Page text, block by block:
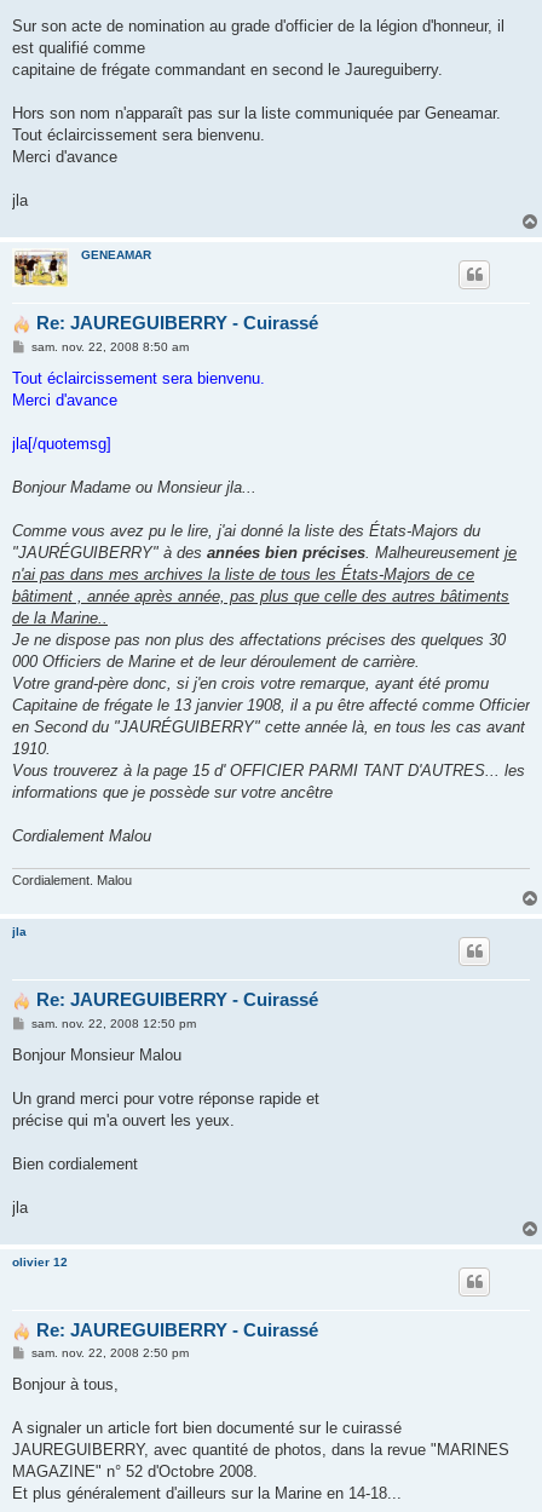
Sur son acte de nomination au grade d'officier de la légion d'honneur, il
est qualifié comme
capitaine de frégate commandant en second le Jaureguiberry.
Hors son nom n'apparaît pas sur la liste communiquée par Geneamar.
Tout éclaircissement sera bienvenu.
Merci d'avance
jla
GENEAMAR
Re: JAUREGUIBERRY - Cuirassé
M
s
a
sam. nov. 22, 2008 8:50 am
Tout éclaircissement sera bienvenu.
Merci d'avance
jla[/quotemsg]
Bonjour Madame ou Monsieur jla...
Comme vous avez pu le lire, j'ai donné la liste des États-Majors du
"JAURÉGUIBERRY" à des années bien précises . Malheureusement je
n'ai pas dans mes archives la liste de tous les États-Majors de ce
bâtiment , année après année, pas plus que celle des autres bâtiments
de la Marine..
Je ne dispose pas non plus des affectations précises des quelques 30
000 Officiers de Marine et de leur déroulement de carrière.
Votre grand-père donc, si j'en crois votre remarque, ayant été promu
Capitaine de frégate le 13 janvier 1908, il a pu être affecté comme Officier
en Second du "JAURÉGUIBERRY" cette année là, en tous les cas avant
1910.
Vous trouverez à la page 15 d' OFFICIER PARMI TANT D'AUTRES... les
informations que je possède sur votre ancêtre
Cordialement Malou
Cordialement. Malou
jla
Re: JAUREGUIBERRY - Cuirassé
M
s
g
sam. nov. 22, 2008 12:50 pm
Bonjour Monsieur Malou
Un grand merci pour votre réponse rapide et
précise qui m'a ouvert les yeux.
Bien cordialement
jla
olivier 12
Re: JAUREGUIBERRY - Cuirassé
M
s
g
sam. nov. 22, 2008 2:50 pm
Bonjour à tous,
A signaler un article fort bien documenté sur le cuirassé
JAUREGUIBERRY, avec quantité de photos, dans la revue "MARINES
MAGAZINE" n° 52 d'Octobre 2008.
Et plus généralement d'ailleurs sur la Marine en 14-18...